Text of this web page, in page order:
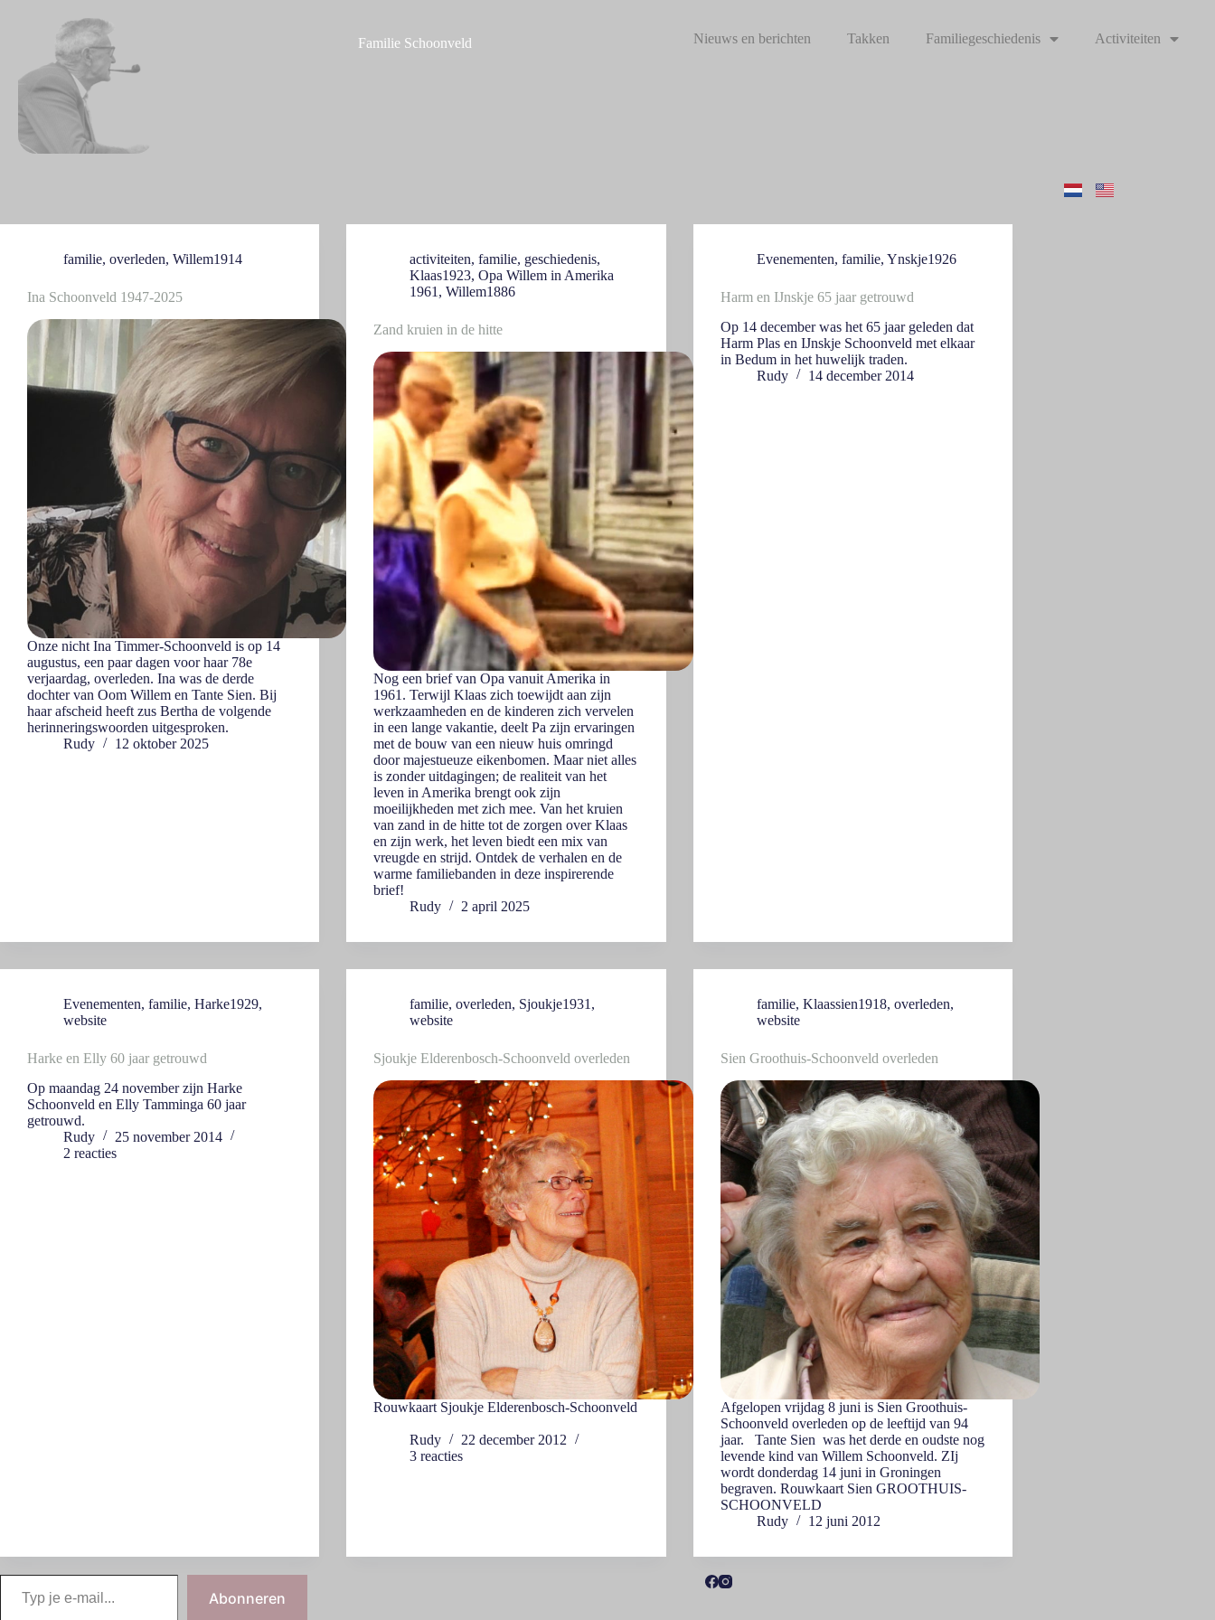
a
d
i
d
Familie Schoonveld Nieuws en berichten Takken Familiegeschiedenis Activiteiten
familie, overleden, Willem1914
Ina Schoonveld 1947-2025
Onze nicht Ina Timmer-Schoonveld is op 14
augustus, een paar dagen voor haar 78e
verjaardag, overleden. Ina was de derde
dochter van Oom Willem en Tante Sien. Bij
haar afscheid heeft zus Bertha de volgende
herinneringswoorden uitgesproken.
Rudy
12 oktober 2025
activiteiten,familie, geschiedenis,
Klaas1923,Opa Willem in Amerika
1961 ,Willem1886
Zand kruien in de hitte
Nog een brief van Opa vanuit Amerika in
1961. Terwijl Klaas zich toewijdt aan zijn
werkzaamheden en de kinderen zich vervelen
in een lange vakantie, deelt Pa zijn ervaringen
met de bouw van een nieuw huis omringd
door majestueuze eikenbomen. Maar niet alles
is zonder uitdagingen; de realiteit van het
leven in Amerika brengt ook zijn
moeilijkheden met zich mee. Van het kruien
van zand in de hitte tot de zorgen over Klaas
en zijn werk, het leven biedt een mix van
vreugde en strijd. Ontdek de verhalen en de
warme familiebanden in deze inspirerende
brief!
Rudy
2 april 2025
Evenementen, familie, Ynskje1926
Harm en IJnskje 65 jaar getrouwd
Op 14 december was het 65 jaar geleden dat
Harm Plas en IJnskje Schoonveld met elkaar
in Bedum in het huwelijk traden.
Rudy
14 december 2014
Evenementen, familie, Harke1929,
website
Harke en Elly 60 jaar getrouwd
Op maandag 24 november zijn Harke
Schoonveld en Elly Tamminga 60 jaar
getrouwd.
Rudy
25 november 2014
2 reacties
familie,overleden, Sjoukje1931 ,
website
Sjoukje Elderenbosch-Schoonveld overleden
Rouwkaart Sjoukje Elderenbosch-Schoonveld
Rudy
22 december 2012
3 reacties
familie, Klaassien1918, overleden,
website
Sien Groothuis-Schoonveld overleden
Afgelopen vrijdag 8 juni is Sien Groothuis-
Schoonveld overleden op de leeftijd van 94
jaar. Tante Sien was het derde en oudste nog
levende kind van Willem Schoonveld. ZIj
wordt donderdag 14 juni in Groningen
begraven. Rouwkaart Sien GROOTHUIS-
SCHOONVELD
Rudy
12 juni 2012
Abonneren